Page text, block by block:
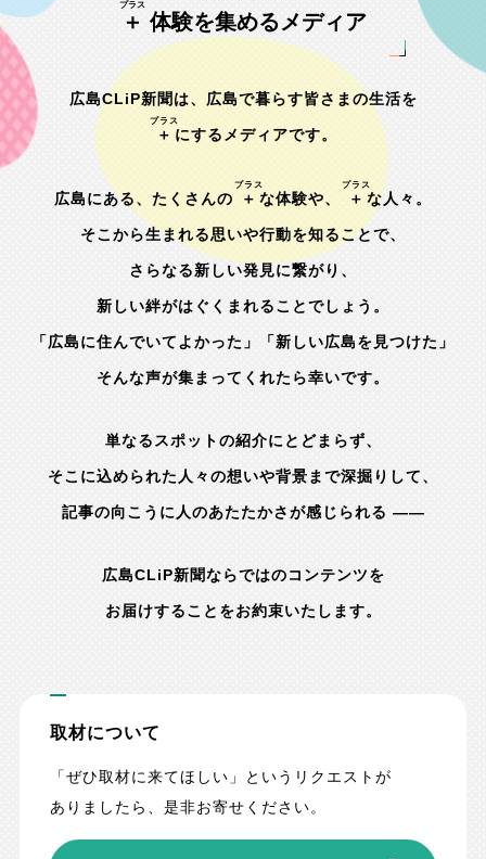
＋
プラス
体験を集めるメディア
広島CLiP新聞は、広島で暮らす皆さまの生活を
＋
プラス
にするメディアです。
広島にある、たくさんの ＋
プラス
な体験や、 ＋
プラス
な人々。
そこから生まれる思いや行動を知ることで、
さらなる新しい発見に繋がり、
新しい絆がはぐくまれることでしょう。
「広島に住んでいてよかった」「新しい広島を見つけた」
そんな声が集まってくれたら幸いです。
単なるスポットの紹介にとどまらず、
そこに込められた人々の想いや背景まで深掘りして、
記事の向こうに人のあたたかさが感じられる ——
広島CLiP新聞ならではのコンテンツを
お届けすることをお約束いたします。
取材について
「ぜひ取材に来てほしい」というリクエストが
ありましたら、是非お寄せください。